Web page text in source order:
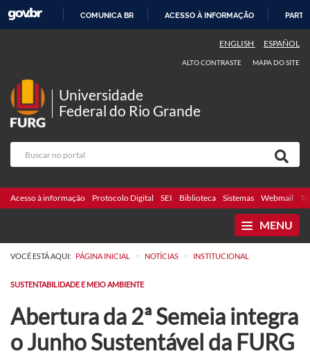
COMUNICA BR ACESSO À INFORMAÇÃO
ENGLISH ESPAÑOL
ALTO CONTRASTE MAPA DO SITE
Universidade
Federal do Rio Grande
Acesso à informação Protocolo Digital SEI Biblioteca Sistemas Webmail
MENU
VOCÊ ESTÁ AQUI: PÁGINA INICIAL > NOTÍCIAS > INSTITUCIONAL
SUSTENTABILIDADE E MEIO AMBIENTE
Abertura da 2ª Semeia integra
o Junho Sustentável da FURG